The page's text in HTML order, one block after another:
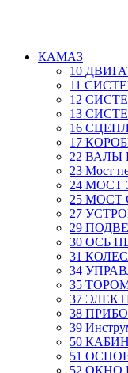
КАМАЗ
10
11
12
13
16
17
22
23 Мост
24 МОСТ
25 МОСТ
27
29
30 ОСЬ
31
34
35
37
38
39
50
51
52 ОКНО